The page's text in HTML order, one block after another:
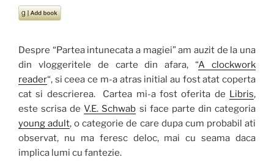
Despre “Partea intunecata a magiei” am auzit de la una
din vloggeritele de carte din afara, “A clockwork
reader“, si ceea ce m-a atras initial au fost atat coperta
cat si descrierea. Cartea mi-a fost oferita de Libris,
este scrisa deV.E. Schwab si face parte din categoria
young adult, o categorie de care dupa cum probabil ati
observat, nu ma feresc deloc, mai cu seama daca
implica lumi cu fantezie.